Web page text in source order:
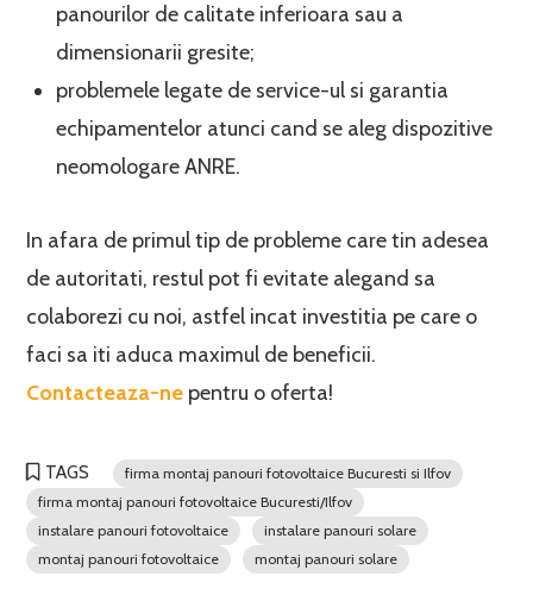
panourilor de calitate inferioara sau a
dimensionarii gresite;
problemele legate de service-ul si garantia
echipamentelor atunci cand se aleg dispozitive
neomologare ANRE.
In afara de primul tip de probleme care tin adesea
de autoritati, restul pot fi evitate alegand sa
colaborezi cu noi, astfel incat investitia pe care o
faci sa iti aduca maximul de beneficii.
Contacteaza-ne pentru o oferta!
TAGS
firma montaj panouri fotovoltaice Bucuresti si Ilfov
firma montaj panouri fotovoltaice Bucuresti/Ilfov
instalare panouri fotovoltaice
instalare panouri solare
montaj panouri fotovoltaice
montaj panouri solare